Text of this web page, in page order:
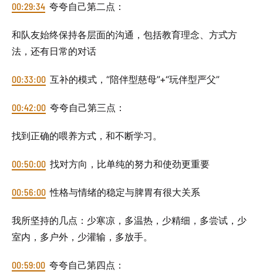
00:29:34 夸夸自己第二点：
和队友始终保持各层面的沟通，包括教育理念、方式方
法，还有日常的对话
00:33:00 互补的模式，“陪伴型慈母”+“玩伴型严父”
00:42:00 夸夸自己第三点：
找到正确的喂养方式，和不断学习。
00:50:00 找对方向，比单纯的努力和使劲更重要
00:56:00 性格与情绪的稳定与脾胃有很大关系
我所坚持的几点：少寒凉，多温热，少精细，多尝试，少
室内，多户外，少灌输，多放手。
00:59:00 夸夸自己第四点：